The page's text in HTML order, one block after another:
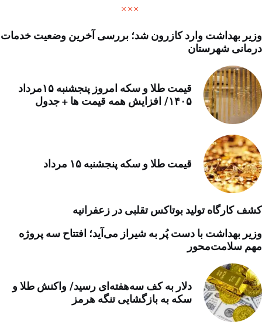
وزیر بهداشت وارد کازرون شد؛ بررسی آخرین وضعیت خدمات
درمانی شهرستان
قیمت طلا و سکه امروز پنجشنبه ۱۵مرداد
۱۴۰۵/ افزایش همه قیمت ها + جدول
قیمت طلا و سکه پنجشنبه ۱۵ مرداد
کشف کارگاه تولید بوتاکس تقلبی در زعفرانیه
وزیر بهداشت با دست پُر به شیراز می‌آید؛ افتتاح سه پروژه
مهم سلامت‌محور
دلار به کف سه‌هفته‌ای رسید/ واکنش طلا و
سکه به بازگشایی تنگه هرمز